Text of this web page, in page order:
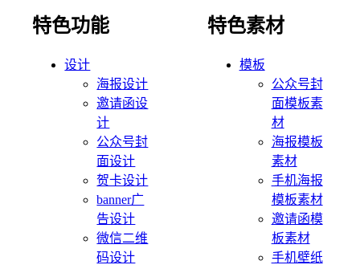
特色功能
设计
海报设计
邀请函设
计
公众号封
面设计
贺卡设计
banner广
告设计
微信二维
码设计
特色素材
模板
公众号封
面模板素
材
海报模板
素材
手机海报
模板素材
邀请函模
板素材
手机壁纸